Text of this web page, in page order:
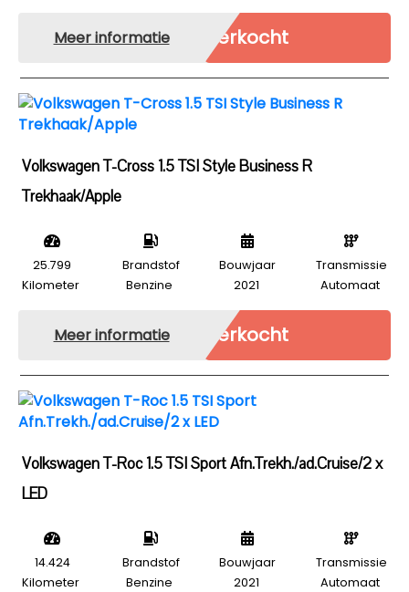
Meer informatie Verkocht
Volkswagen T-Cross 1.5 TSI Style Business R
Trekhaak/Apple
25.799
Kilometer
Brandstof
Benzine
Bouwjaar
2021
Transmissie
Automaat
Meer informatie Verkocht
Volkswagen T-Roc 1.5 TSI Sport Afn.Trekh./ad.Cruise/2 x
LED
14.424
Kilometer
Brandstof
Benzine
Bouwjaar
2021
Transmissie
Automaat